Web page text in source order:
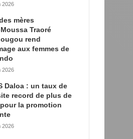
2026
mères
Traoré
rend
aux femmes de
2026
Daloa : un taux de
record de plus de
la promotion
2026